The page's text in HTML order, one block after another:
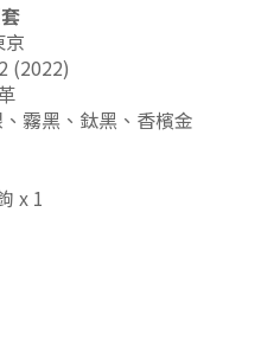
京
(2022)
霧黑、鈦黑、香檳金
x 1